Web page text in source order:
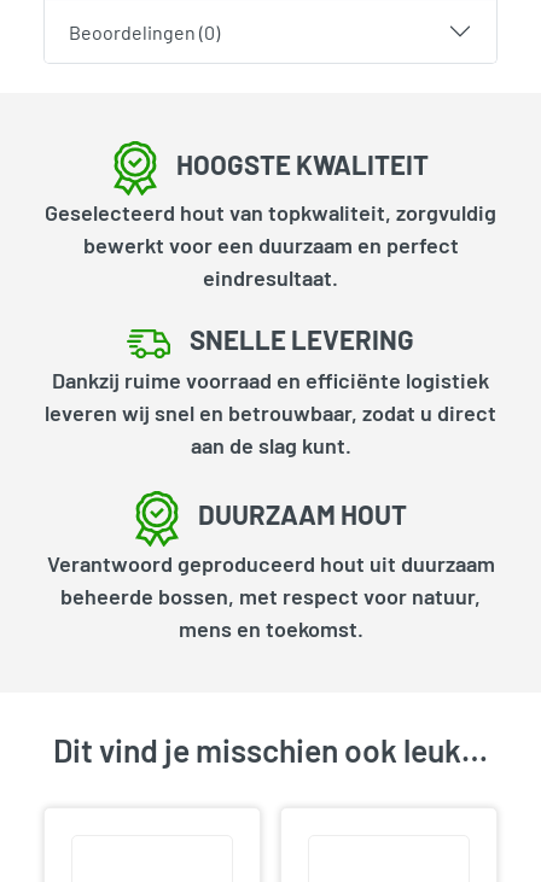
Beoordelingen (0)
HOOGSTE KWALITEIT
Geselecteerd hout van topkwaliteit, zorgvuldig
bewerkt voor een duurzaam en perfect
eindresultaat.
SNELLE LEVERING
Dankzij ruime voorraad en efficiënte logistiek
leveren wij snel en betrouwbaar, zodat u direct
aan de slag kunt.
DUURZAAM HOUT
Verantwoord geproduceerd hout uit duurzaam
beheerde bossen, met respect voor natuur,
mens en toekomst.
Dit vind je misschien ook leuk…